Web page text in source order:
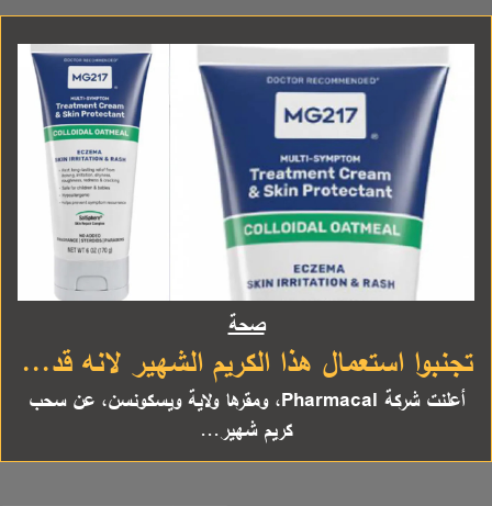
صحة
تجنبوا استعمال هذا الكريم الشهير لانه قد...
أعلنت شركة Pharmacal، ومقرها ولاية ويسكونسن، عن سحب
كريم شهير...